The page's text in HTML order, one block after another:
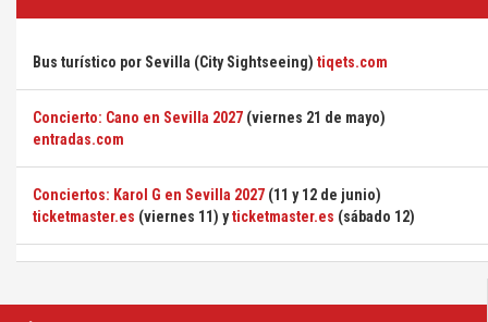
Bus turístico por Sevilla (City Sightseeing) tiqets.com
Concierto: Cano en Sevilla 2027 (viernes 21 de mayo)
entradas.com
Conciertos: Karol G en Sevilla 2027 (11 y 12 de junio)
ticketmaster.es (viernes 11) yticketmaster.es (sábado 12)